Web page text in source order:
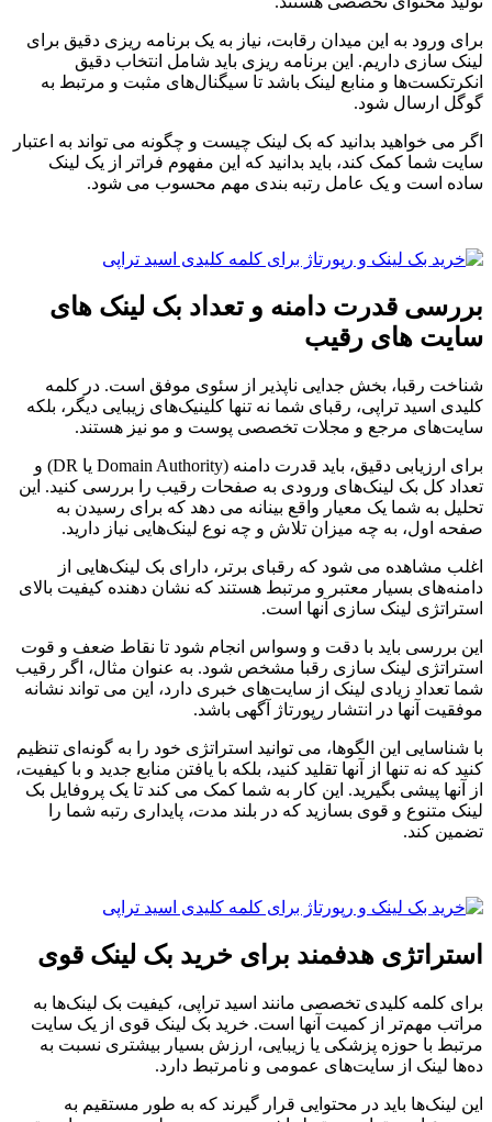
برای ورود به این میدان رقابت، نیاز به یک برنامه ریزی دقیق برای
لینک سازی داریم. این برنامه ریزی باید شامل انتخاب دقیق
انکرتکست‌ها و منابع لینک باشد تا سیگنال‌های مثبت و مرتبط به
گوگل ارسال شود.
اگر می خواهید بدانید که بک لینک چیست و چگونه می تواند به اعتبار
سایت شما کمک کند، باید بدانید که این مفهوم فراتر از یک لینک
ساده است و یک عامل رتبه بندی مهم محسوب می شود.
بررسی قدرت دامنه و تعداد بک لینک های
سایت های رقیب
شناخت رقبا، بخش جدایی ناپذیر از سئوی موفق است. در کلمه
کلیدی اسید تراپی، رقبای شما نه تنها کلینیک‌های زیبایی دیگر، بلکه
سایت‌های مرجع و مجلات تخصصی پوست و مو نیز هستند.
برای ارزیابی دقیق، باید قدرت دامنه (Domain Authority یا DR) و
تعداد کل بک لینک‌های ورودی به صفحات رقیب را بررسی کنید. این
تحلیل به شما یک معیار واقع بینانه می دهد که برای رسیدن به
صفحه اول، به چه میزان تلاش و چه نوع لینک‌هایی نیاز دارید.
اغلب مشاهده می شود که رقبای برتر، دارای بک لینک‌هایی از
دامنه‌های بسیار معتبر و مرتبط هستند که نشان دهنده کیفیت بالای
استراتژی لینک سازی آنها است.
این بررسی باید با دقت و وسواس انجام شود تا نقاط ضعف و قوت
استراتژی لینک سازی رقبا مشخص شود. به عنوان مثال، اگر رقیب
شما تعداد زیادی لینک از سایت‌های خبری دارد، این می تواند نشانه
موفقیت آنها در انتشار رپورتاژ آگهی باشد.
با شناسایی این الگوها، می توانید استراتژی خود را به گونه‌ای تنظیم
کنید که نه تنها از آنها تقلید کنید، بلکه با یافتن منابع جدید و با کیفیت،
از آنها پیشی بگیرید. این کار به شما کمک می کند تا یک پروفایل بک
لینک متنوع و قوی بسازید که در بلند مدت، پایداری رتبه شما را
تضمین کند.
استراتژی هدفمند برای خرید بک لینک قوی
برای کلمه کلیدی تخصصی مانند اسید تراپی، کیفیت بک لینک‌ها به
مراتب مهم‌تر از کمیت آنها است. خرید بک لینک قوی از یک سایت
مرتبط با حوزه پزشکی یا زیبایی، ارزش بسیار بیشتری نسبت به
ده‌ها لینک از سایت‌های عمومی و نامرتبط دارد.
این لینک‌ها باید در محتوایی قرار گیرند که به طور مستقیم به